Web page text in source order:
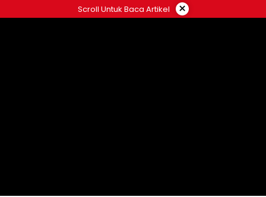
ke
Scroll Untuk Baca Artikel ×